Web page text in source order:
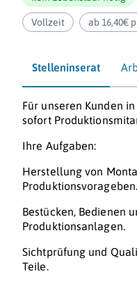
Vollzeit ab 16,40€
Stelleninserat
Für unseren Kunden
sofort
Ihre Aufgaben:
Herstellung von
Produktionsvorageben.
Bestücken, Bedienen
Produktionsanlagen.
Sichtprüfung und
Teile.